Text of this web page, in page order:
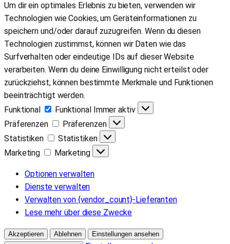
Um dir ein optimales Erlebnis zu bieten, verwenden wir
Technologien wie Cookies, um Geräteinformationen zu
speichern und/oder darauf zuzugreifen. Wenn du diesen
Technologien zustimmst, können wir Daten wie das
Surfverhalten oder eindeutige IDs auf dieser Website
verarbeiten. Wenn du deine Einwilligung nicht erteilst oder
zurückziehst, können bestimmte Merkmale und Funktionen
beeinträchtigt werden.
Funktional
Funktional
Immer aktiv
Präferenzen
Präferenzen
Statistiken
Statistiken
Marketing
Marketing
Optionen verwalten
Dienste verwalten
Verwalten von {vendor_count}-Lieferanten
Lese mehr über diese Zwecke
Akzeptieren Ablehnen
Einstellungen ansehen